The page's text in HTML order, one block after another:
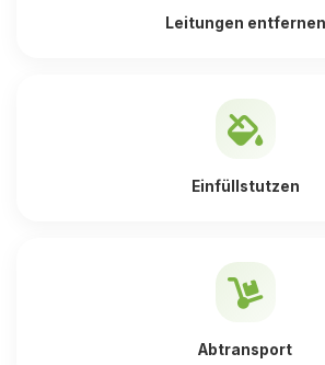
Leitungen entfernen
Einfüllstutzen
Abtransport